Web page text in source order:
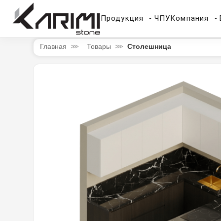
Продукция ЧПУКомпания
Главная ⋙ Товары ⋙ Столешница